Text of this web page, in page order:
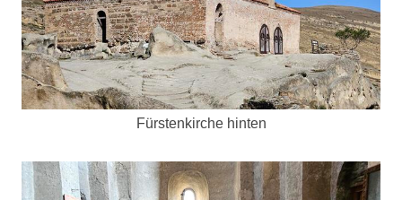
Fürstenkirche hinten